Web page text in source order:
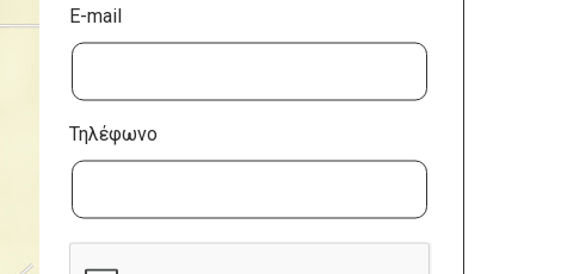
E-mail
Τηλέφωνο